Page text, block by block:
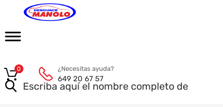
¿Necesitas ayuda?
649 20 67 57
0